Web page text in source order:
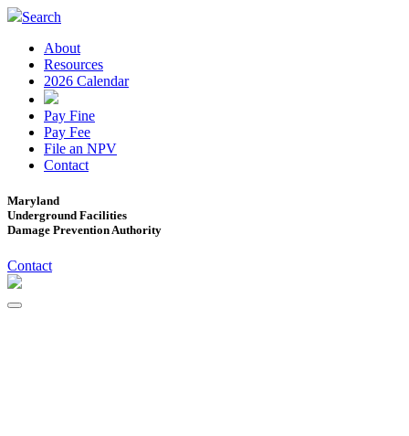
Search
About
Resources
2026 Calendar
Pay Fine
Pay Fee
File an NPV
Contact
Maryland
Underground Facilities
Damage Prevention Authority
Contact